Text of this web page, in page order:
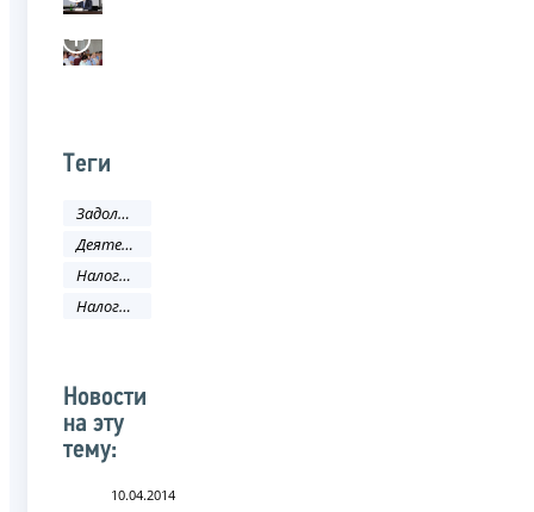
Теги
Задолженность и банкротство
Деятельность ФНС
Налоговое законодательство
Налоговый кодекс
Новости
на эту
тему:
10.04.2014